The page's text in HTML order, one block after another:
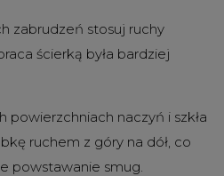
zabrudzeń stosuj ruchy
ścierką była bardziej
powierzchniach naczyń i szkła
ruchem z góry na dół, co
powstawanie smug.